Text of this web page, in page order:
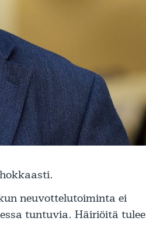
neuvottelutoiminta ei
tuntuvia. Häiriöitä tulee